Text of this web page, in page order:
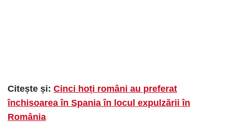
Citește și: Cinci hoți români au preferat
închisoarea în Spania în locul expulzării în
România